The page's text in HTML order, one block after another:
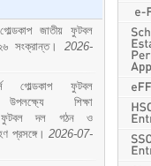
গোল্ডকাপ জাতীয় ফুটবল
সংক্রান্ত। 2026-
গোল্ডকাপ ফুটবল
উপলক্ষ্যে শিক্ষা
ফুটবল দল গঠন ও
প্রসঙ্গে। 2026-07-